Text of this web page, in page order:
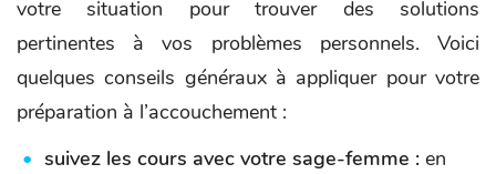
votre situation pour trouver des solutions
pertinentes à vos problèmes personnels. Voici
quelques conseils généraux à appliquer pour votre
préparation à l’accouchement :
suivez les cours avec votre sage-femme : en